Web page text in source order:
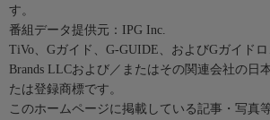
す。
番組データ提供元：IPG Inc.
TiVo、Gガイド、G-GUIDE、およびGガイド
Brands LLCおよび／またはその関連会社の日
たは登録商標です。
このホームページに掲載している記事・写真